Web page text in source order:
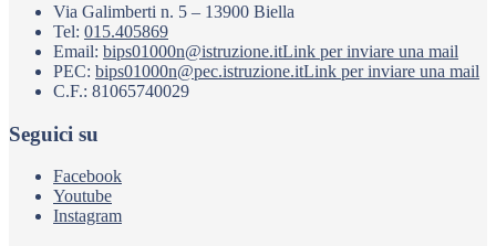
Via Galimberti n. 5 – 13900 Biella
Tel: 015.405869
Email: bips01000n@istruzione.itLink per inviare una mail
PEC: bips01000n@pec.istruzione.itLink per inviare una mail
C.F.: 81065740029
Seguici su
Facebook
Youtube
Instagram